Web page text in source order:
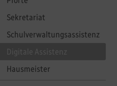
Sekretariat
Schulverwaltungsassistenz
Hausmeister